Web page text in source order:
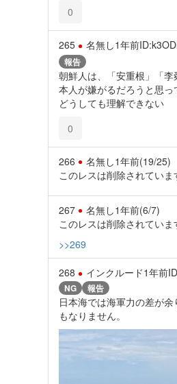
0
265 名無し1年前
報告
朝鮮人は、「安重根」「
本人が嫌がるだろうと思
どうしても理解できない
0
266 名無し1年前(19/25)
このレスは削除されていま
267 名無し1年前(6/7)
このレスは削除されていま
>>269
268 インクルード1年前
NG 報告
日本海では海軍力の差が
もなりません。